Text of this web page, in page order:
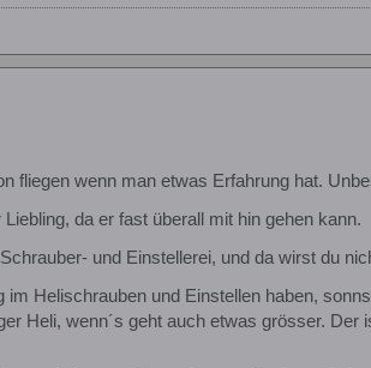
fliegen wenn man etwas Erfahrung hat.
da er fast überall mit hin gehen kann.
und Einstellerei, und da wirst du
im Helischrauben und Einstellen haben,
Heli, wenn´s geht auch etwas grösser.